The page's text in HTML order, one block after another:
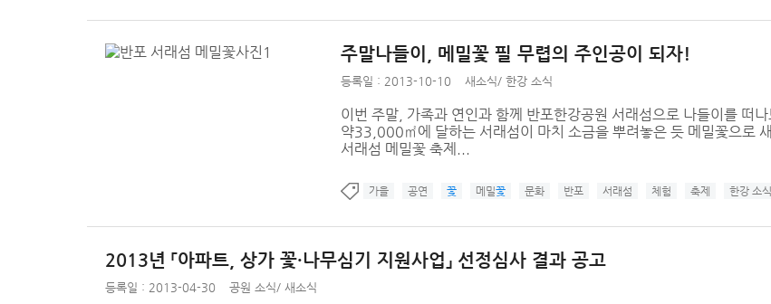
주말나들이, 메밀꽃 필 무렵의 주인공이 되자!
등록일 : 2013-10-10 새소식/ 한강 소식
이번 주말, 가족과 연인과 함께 반포한강공원 서래섬으로 나들이를 떠
약33,000㎡에 달하는 서래섬이 마치 소금을 뿌려놓은 듯 메밀꽃으로
서래섬 메밀꽃 축제...
가을 공연 꽃 메밀꽃 문화 반포 서래섬 체험 축제 한강 소식
2013년 「아파트, 상가 꽃·나무심기 지원사업」 선정심사 결과 공고
등록일 : 2013-04-30 공원 소식/ 새소식